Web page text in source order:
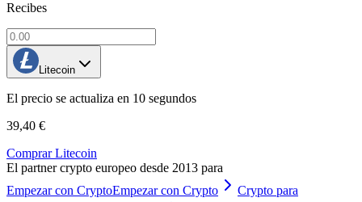
Recibes
Litecoin
El precio se actualiza en 10 segundos
39,40 €
Comprar Litecoin
El partner crypto europeo desde 2013 para
Empezar con CryptoEmpezar con Crypto
Crypto para